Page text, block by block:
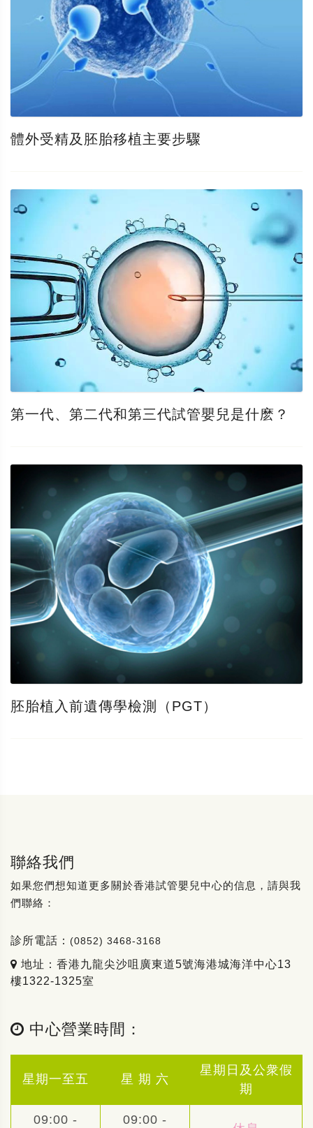
體外受精及胚胎移植主要步驟
第一代、第二代和第三代試管嬰兒是什麽？
胚胎植入前遺傳學檢測（PGT）
聯絡我們
如果您們想知道更多關於香港試管嬰兒中心的信息，請與我
們聯絡：
診所電話： (0852) 3468-3168
地址：香港九龍尖沙咀廣東道5號海港城海洋中心13
樓1322-1325室
中心營業時間：
星期一至五 星 期 六
星期日及公衆假
期
09:00 - 09:00 -